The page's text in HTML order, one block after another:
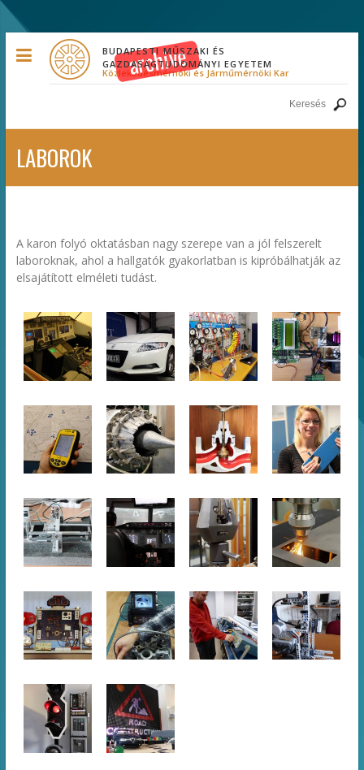
Közlekedésmérnöki és Járműmérnöki Kar
BUDAPESTI MŰSZAKI ÉS
GAZDASÁGTUDOMÁNYI EGYETEM
LABOROK
A karon folyó oktatásban nagy szerepe van a jól felszerelt
laboroknak, ahol a hallgatók gyakorlatban is kipróbálhatják az
elsajátított elméleti tudást.